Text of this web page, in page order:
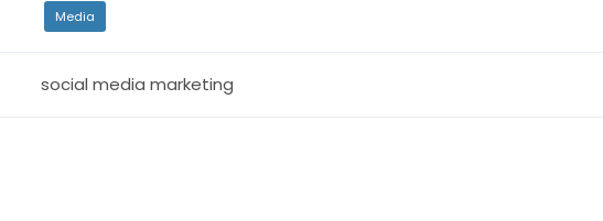
Media
social media marketing